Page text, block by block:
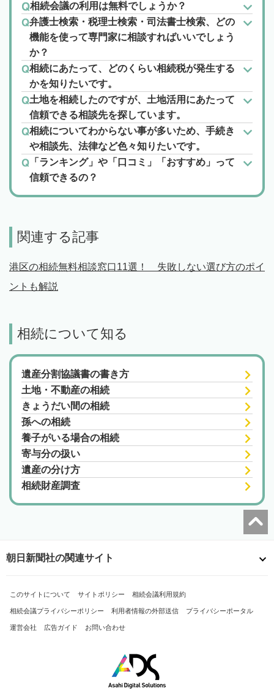
相続会議の利用は無料でしょうか？
弁護士検索・税理士検索・司法書士検索、どの
機能を使って専門家に相談すればいいでしょう
か？
相続にあたって、どのくらい相続税が発生する
かを知りたいです。
土地を相続したのですが、土地活用にあたって
信頼できる相談先を探しています。
相続についてわからない事が多いため、手続き
や相談先、法律など色々知りたいです。
「ランキング」や「口コミ」「おすすめ」って
信頼できるの？
関連する記事
港区の相続無料相談窓口11選！ 失敗しない選び方のポイ
ントも解説
相続について知る
遺産分割協議書の書き方
土地・不動産の相続
きょうだい間の相続
孫への相続
養子がいる場合の相続
寄与分の扱い
遺産の分け方
相続財産調査
朝日新聞社の関連サイト
このサイトについて サイトポリシー 相続会議利用規約
相続会議プライバシーポリシー 利用者情報の外部送信 プライバシーポータル
運営会社 広告ガイド お問い合わせ